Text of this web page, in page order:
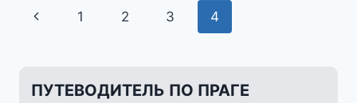
Навигация
Предыдущая
1 2 3 4
ПУТЕВОДИТЕЛЬ ПО ПРАГЕ